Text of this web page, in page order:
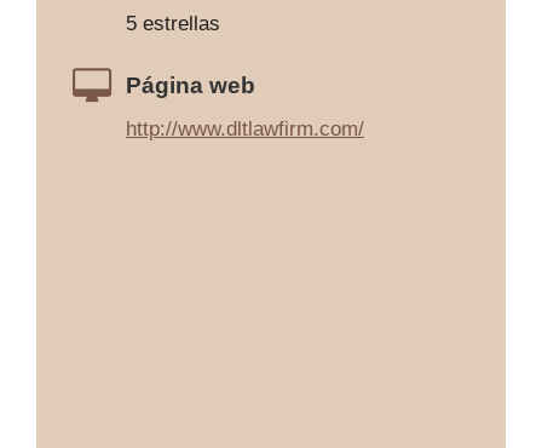
5 estrellas
Página web
http://www.dltlawfirm.com/